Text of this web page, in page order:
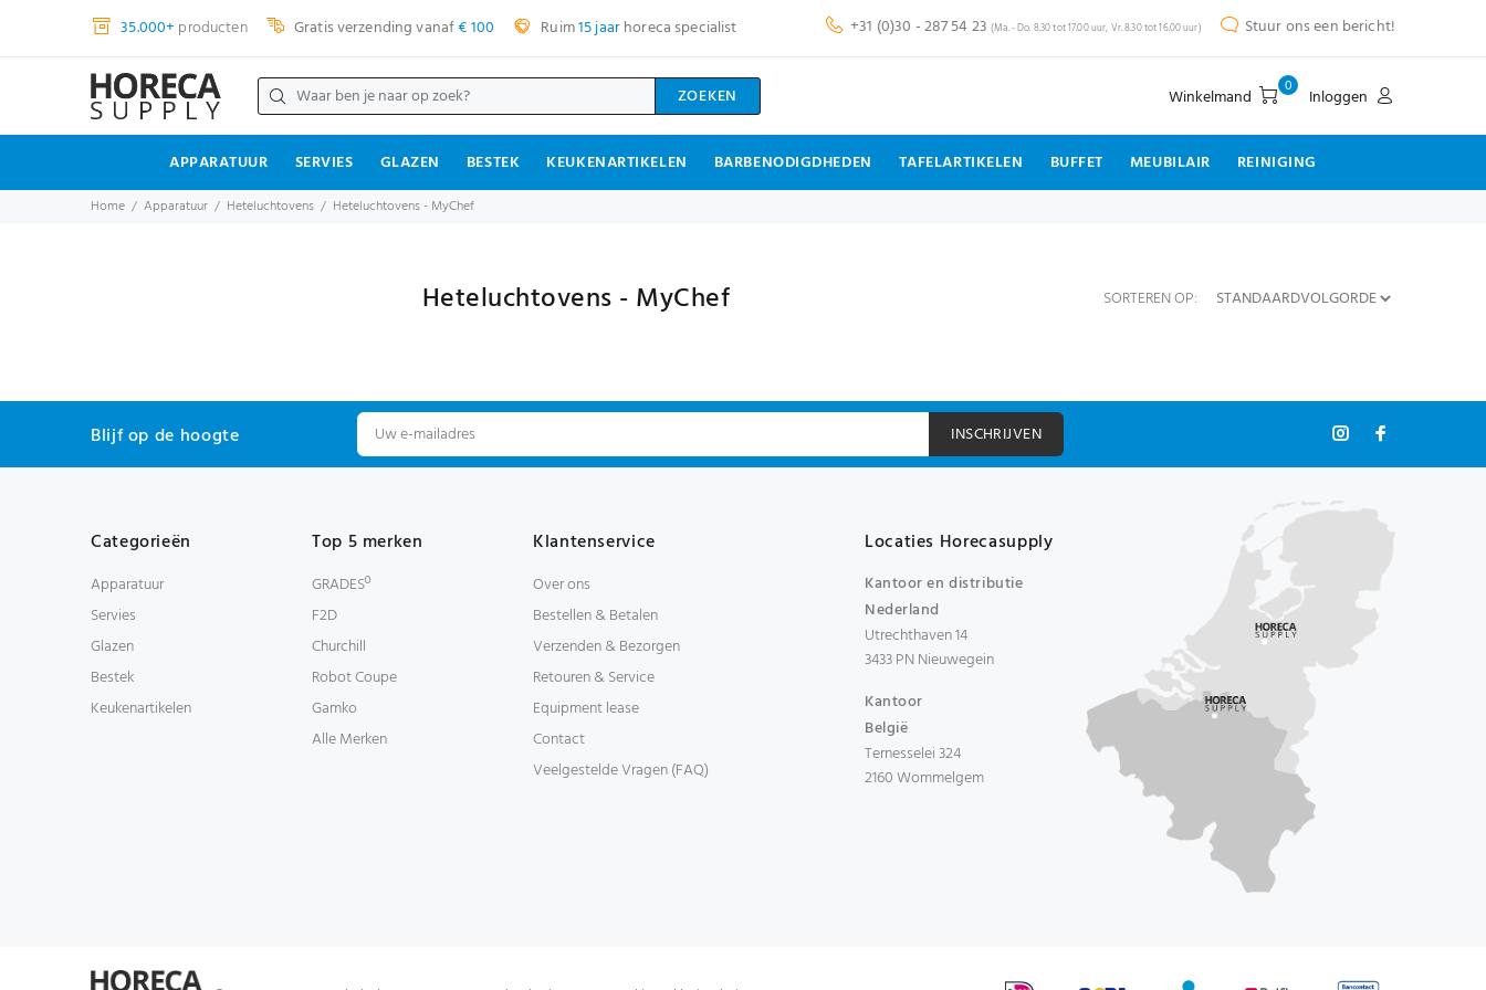
35.000+ producten Gratis verzending vanaf€ 100 Ruim15 jaarhoreca specialist +31 (0)30 - 287 54 23 (Ma. - Do. 8.30 tot 17.00 uur, Vr. 8.30 tot 16.00 uur) Stuur ons een bericht!
ZOEKEN Winkelmand 0 Inloggen
APPARATUUR SERVIES GLAZEN BESTEK KEUKENARTIKELEN BARBENODIGDHEDEN TAFELARTIKELEN BUFFET MEUBILAIR REINIGING
Home Apparatuur Heteluchtovens Heteluchtovens - MyChef
Heteluchtovens - MyChef SORTEREN OP:
Blijf op de hoogte INSCHRIJVEN
Categorieën
Apparatuur
Servies
Glazen
Bestek
Keukenartikelen
Top 5 merken
GRADESº
F2D
Churchill
Robot Coupe
Gamko
Alle Merken
Klantenservice
Over ons
Bestellen & Betalen
Verzenden & Bezorgen
Retouren & Service
Equipment lease
Contact
Veelgestelde Vragen (FAQ)
Locaties Horecasupply
Kantoor en distributie
Nederland
Utrechthaven 14
3433 PN Nieuwegein
Kantoor
België
Ternesselei 324
2160 Wommelgem